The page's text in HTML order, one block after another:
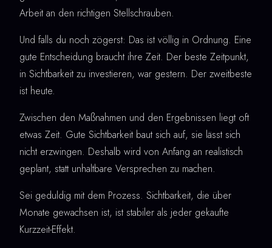
Arbeit an den richtigen Stellschrauben.
Und falls du noch zögerst: Das ist völlig in Ordnung. Eine
gute Entscheidung braucht ihre Zeit. Der beste Zeitpunkt,
in Sichtbarkeit zu investieren, war gestern. Der zweitbeste
ist heute.
Zwischen den Maßnahmen und den Ergebnissen liegt oft
etwas Zeit. Gute Sichtbarkeit baut sich auf, sie lässt sich
nicht erzwingen. Deshalb wird von Anfang an realistisch
geplant, statt unhaltbare Versprechen zu machen.
Sei geduldig mit dem Prozess. Sichtbarkeit, die über
Monate gewachsen ist, ist stabiler als jeder gekaufte
Kurzzeit-Effekt.